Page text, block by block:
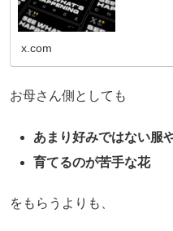
x.com
お母さん側としても
あまり好みではない服
育てるのが苦手な花
をもらうよりも、